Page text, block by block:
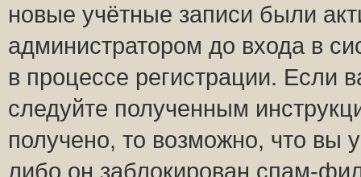
новые учётные записи были
администратором до входа в
в процессе регистрации.
следуйте полученным
получено, то возможно, что вы
либо он заблокирован спам-